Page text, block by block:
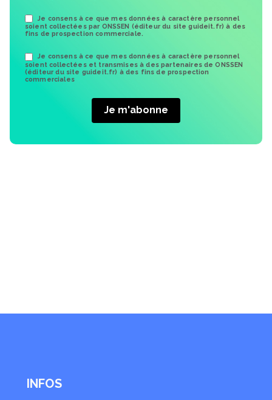
Je consens à ce que mes données à caractère personnel
soient collectées par ONSSEN (éditeur du site guideit.fr) à des
fins de prospection commerciale.
Je consens à ce que mes données à caractère personnel
soient collectées et transmises à des partenaires de ONSSEN
(éditeur du site guideit.fr) à des fins de prospection
commerciales
INFOS